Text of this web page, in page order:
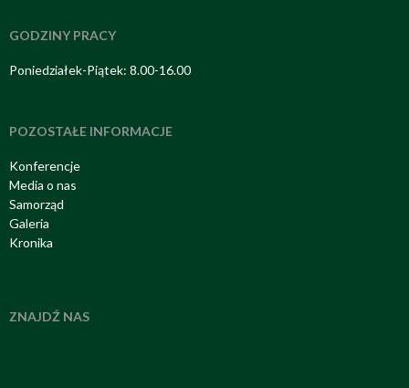
GODZINY PRACY
Poniedziałek-Piątek: 8.00-16.00
POZOSTAŁE INFORMACJE
Konferencje
Media o nas
Samorząd
Galeria
Kronika
ZNAJDŹ NAS